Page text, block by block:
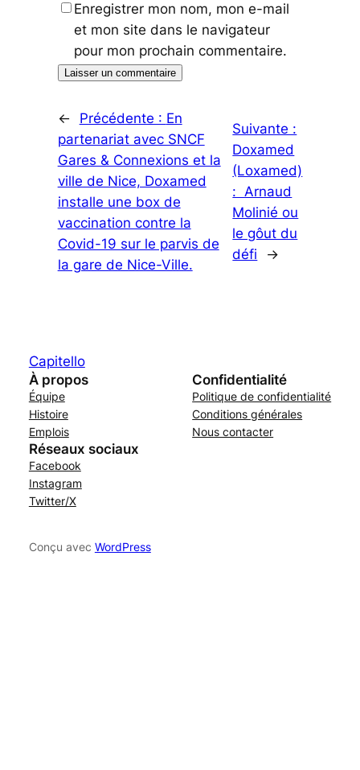
Enregistrer mon nom, mon e-mail
et mon site dans le navigateur
pour mon prochain commentaire.
← Précédente : En
partenariat avec SNCF
Gares & Connexions et la
ville de Nice, Doxamed
installe une box de
vaccination contre la
Covid-19 sur le parvis de
la gare de Nice-Ville.
Suivante :
Doxamed
(Loxamed)
: Arnaud
Molinié ou
le gôut du
défi
→
Capitello
À propos
Équipe
Histoire
Emplois
Confidentialité
Politique de confidentialité
Conditions générales
Nous contacter
Réseaux sociaux
Facebook
Instagram
Twitter/X
Conçu avec WordPress